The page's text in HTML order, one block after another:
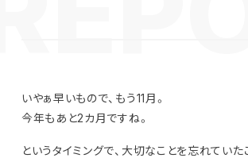
いやぁ早いもので、もう11月。
今年もあと2カ月ですね。
というタイミングで、大切なことを忘れていた